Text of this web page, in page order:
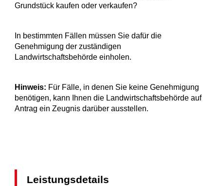
Grundstück kaufen oder verkaufen?
In bestimmten Fällen müssen Sie dafür die
Genehmigung der zuständigen
Landwirtschaftsbehörde einholen.
Hinweis: Für Fälle, in denen Sie keine Genehmigung
benötigen, kann Ihnen die Landwirtschaftsbehörde auf
Antrag ein Zeugnis darüber ausstellen.
Leistungsdetails